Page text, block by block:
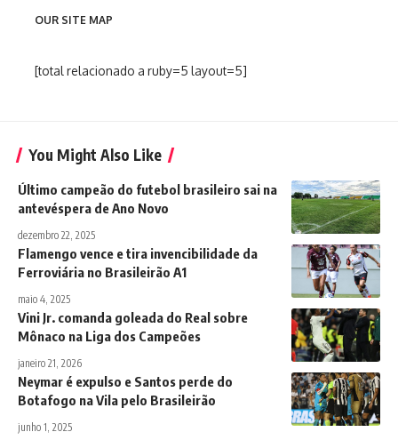
OUR SITE MAP
[total relacionado a ruby=5 layout=5]
You Might Also Like
Último campeão do futebol brasileiro sai na
antevéspera de Ano Novo
dezembro 22, 2025
Flamengo vence e tira invencibilidade da
Ferroviária no Brasileirão A1
maio 4, 2025
Vini Jr. comanda goleada do Real sobre
Mônaco na Liga dos Campeões
janeiro 21, 2026
Neymar é expulso e Santos perde do
Botafogo na Vila pelo Brasileirão
junho 1, 2025